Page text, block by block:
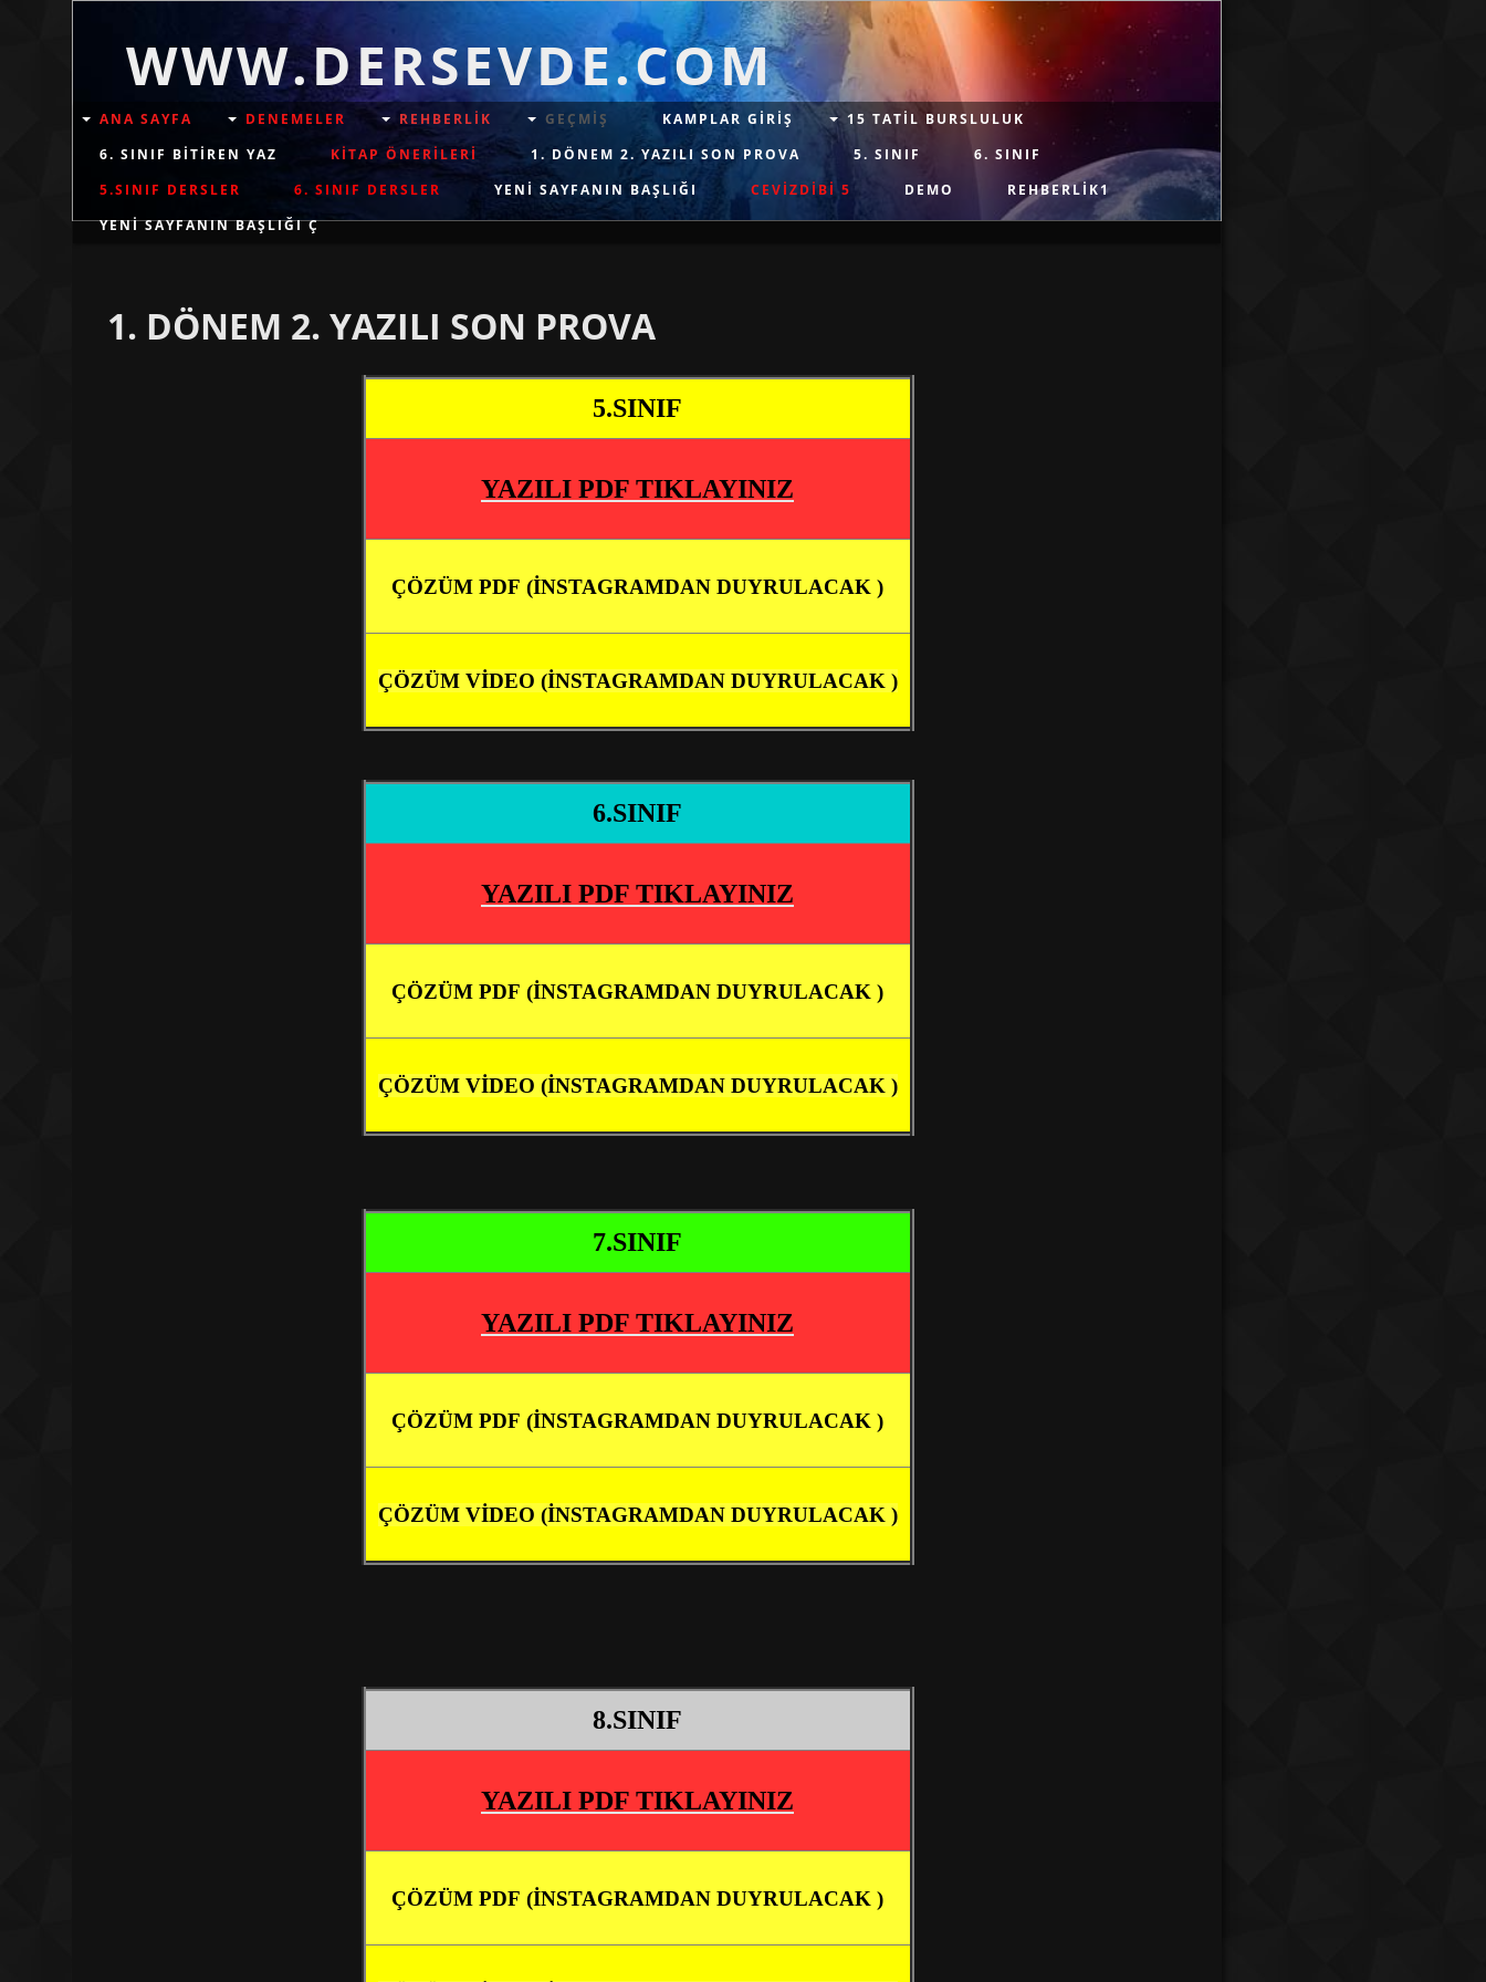
WWW.DERSEVDE.COM
ANA SAYFA DENEMELER REHBERLİK GEÇMİŞ KAMPLAR GİRİŞ
15 TATİL BURSLULUK
6. SINIF BİTİREN YAZ
KİTAP ÖNERİLERİ 1. DÖNEM 2. YAZILI SON PROVA 5. SINIF
6. SINIF
5.SINIF DERSLER
6. SINIF DERSLER YENI SAYFANIN BAŞLIĞI CEVİZDİBİ 5 DEMO
REHBERLIK1
YENI SAYFANIN BAŞLIĞI Ç
1. DÖNEM 2. YAZILI SON PROVA
5.SINIF
YAZILI PDF TIKLAYINIZ
ÇÖZÜM PDF (İNSTAGRAMDAN DUYRULACAK )
ÇÖZÜM VİDEO (İNSTAGRAMDAN DUYRULACAK )
6.SINIF
YAZILI PDF TIKLAYINIZ
ÇÖZÜM PDF (İNSTAGRAMDAN DUYRULACAK )
ÇÖZÜM VİDEO (İNSTAGRAMDAN DUYRULACAK )
7.SINIF
YAZILI PDF TIKLAYINIZ
ÇÖZÜM PDF (İNSTAGRAMDAN DUYRULACAK )
ÇÖZÜM VİDEO (İNSTAGRAMDAN DUYRULACAK )
8.SINIF
YAZILI PDF TIKLAYINIZ
ÇÖZÜM PDF (İNSTAGRAMDAN DUYRULACAK )